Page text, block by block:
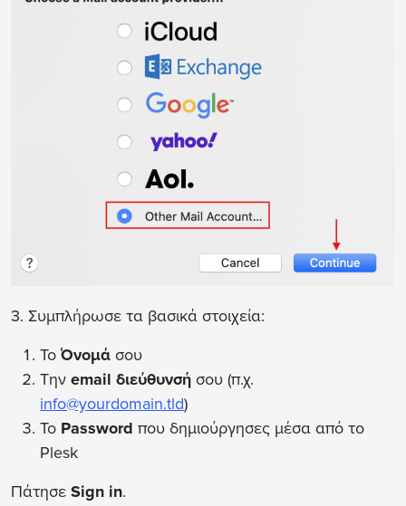
3. Συμπλήρωσε τα βασικά στοιχεία:
Το Όνομά σου
Την email διεύθυνσή σου (π.χ.
info@yourdomain.tld)
Το Password που δημιούργησες μέσα από το
Plesk
Πάτησε Sign in.